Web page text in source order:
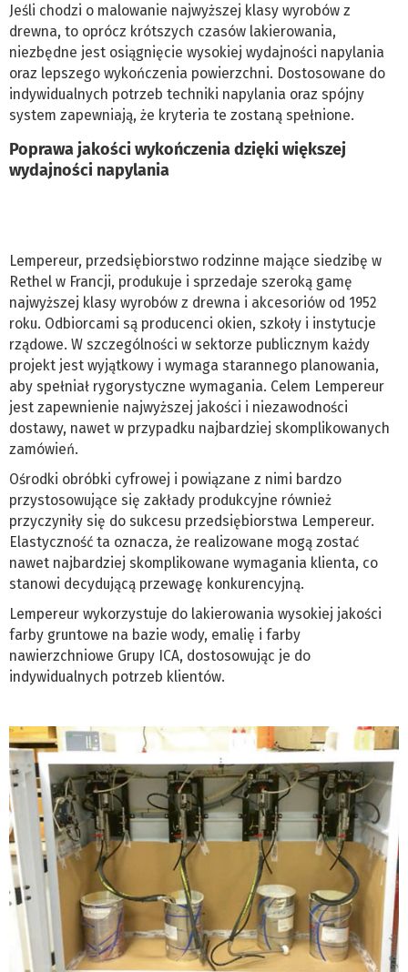
Jeśli chodzi o malowanie najwyższej klasy wyrobów z
drewna, to oprócz krótszych czasów lakierowania,
niezbędne jest osiągnięcie wysokiej wydajności napylania
oraz lepszego wykończenia powierzchni. Dostosowane do
indywidualnych potrzeb techniki napylania oraz spójny
system zapewniają, że kryteria te zostaną spełnione.
Poprawa jakości wykończenia dzięki większej
wydajności napylania
Lempereur, przedsiębiorstwo rodzinne mające siedzibę w
Rethel w Francji, produkuje i sprzedaje szeroką gamę
najwyższej klasy wyrobów z drewna i akcesoriów od 1952
roku. Odbiorcami są producenci okien, szkoły i instytucje
rządowe. W szczególności w sektorze publicznym każdy
projekt jest wyjątkowy i wymaga starannego planowania,
aby spełniał rygorystyczne wymagania. Celem Lempereur
jest zapewnienie najwyższej jakości i niezawodności
dostawy, nawet w przypadku najbardziej skomplikowanych
zamówień.
Ośrodki obróbki cyfrowej i powiązane z nimi bardzo
przystosowujące się zakłady produkcyjne również
przyczyniły się do sukcesu przedsiębiorstwa Lempereur.
Elastyczność ta oznacza, że realizowane mogą zostać
nawet najbardziej skomplikowane wymagania klienta, co
stanowi decydującą przewagę konkurencyjną.
Lempereur wykorzystuje do lakierowania wysokiej jakości
farby gruntowe na bazie wody, emalię i farby
nawierzchniowe Grupy ICA, dostosowując je do
indywidualnych potrzeb klientów.